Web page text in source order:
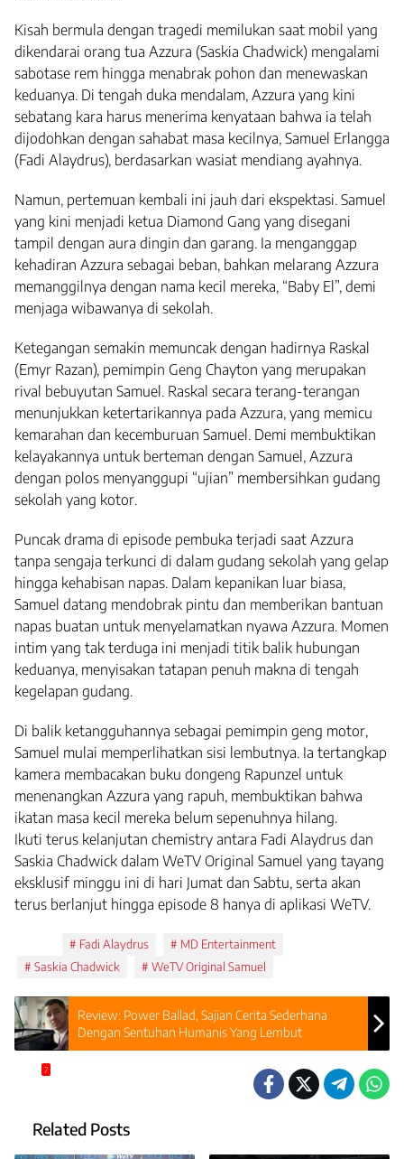
Kisah bermula dengan tragedi memilukan saat mobil yang
dikendarai orang tua Azzura (Saskia Chadwick) mengalami
sabotase rem hingga menabrak pohon dan menewaskan
keduanya. Di tengah duka mendalam, Azzura yang kini
sebatang kara harus menerima kenyataan bahwa ia telah
dijodohkan dengan sahabat masa kecilnya, Samuel Erlangga
(Fadi Alaydrus), berdasarkan wasiat mendiang ayahnya.
Namun, pertemuan kembali ini jauh dari ekspektasi. Samuel
yang kini menjadi ketua Diamond Gang yang disegani
tampil dengan aura dingin dan garang. Ia menganggap
kehadiran Azzura sebagai beban, bahkan melarang Azzura
memanggilnya dengan nama kecil mereka, “Baby El”, demi
menjaga wibawanya di sekolah.
Ketegangan semakin memuncak dengan hadirnya Raskal
(Emyr Razan), pemimpin Geng Chayton yang merupakan
rival bebuyutan Samuel. Raskal secara terang-terangan
menunjukkan ketertarikannya pada Azzura, yang memicu
kemarahan dan kecemburuan Samuel. Demi membuktikan
kelayakannya untuk berteman dengan Samuel, Azzura
dengan polos menyanggupi “ujian” membersihkan gudang
sekolah yang kotor.
Puncak drama di episode pembuka terjadi saat Azzura
tanpa sengaja terkunci di dalam gudang sekolah yang gelap
hingga kehabisan napas. Dalam kepanikan luar biasa,
Samuel datang mendobrak pintu dan memberikan bantuan
napas buatan untuk menyelamatkan nyawa Azzura. Momen
intim yang tak terduga ini menjadi titik balik hubungan
keduanya, menyisakan tatapan penuh makna di tengah
kegelapan gudang.
Di balik ketangguhannya sebagai pemimpin geng motor,
Samuel mulai memperlihatkan sisi lembutnya. Ia tertangkap
kamera membacakan buku dongeng Rapunzel untuk
menenangkan Azzura yang rapuh, membuktikan bahwa
ikatan masa kecil mereka belum sepenuhnya hilang.
Ikuti terus kelanjutan chemistry antara Fadi Alaydrus dan
Saskia Chadwick dalam WeTV Original Samuel yang tayang
eksklusif minggu ini di hari Jumat dan Sabtu, serta akan
terus berlanjut hingga episode 8 hanya di aplikasi WeTV.
Fadi Alaydrus
MD Entertainment
Saskia Chadwick
WeTV Original Samuel
Review: Power Ballad, Sajian Cerita Sederhana
Dengan Sentuhan Humanis Yang Lembut
7
Related Posts